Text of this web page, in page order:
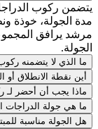
ركوب الدراجات
الجولة، خوذة
يرافق
الذي لا يتضمنه ركوب
نقطة الانطلاق أو
يجب أن أحضر لـ
هي جولة الدراجات
الجولة مناسبة